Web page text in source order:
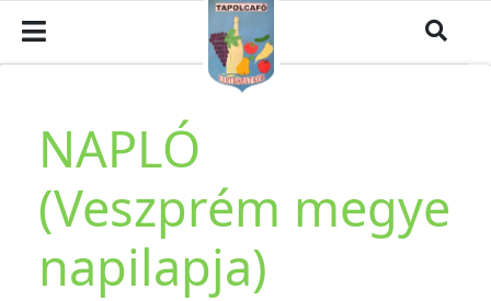
NAPLÓ
(Veszprém megye
napilapja)